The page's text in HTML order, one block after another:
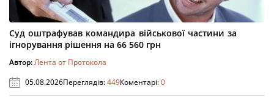
Суд оштрафував командира військової частини за
ігнорування рішення на 66 560 грн
Автор:Лента от Протокола
05.08.2026Переглядів:449Коментарі:0